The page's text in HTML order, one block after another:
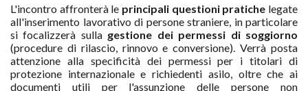
L'incontro affronterà le principali questioni pratiche legate
all'inserimento lavorativo di persone straniere, in particolare
si focalizzerà sulla gestione dei permessi di soggiorno
(procedure di rilascio, rinnovo e conversione). Verrà posta
attenzione alla specificità dei permessi per i titolari di
protezione internazionale e richiedenti asilo, oltre che ai
documenti utili per l'assunzione delle persone non